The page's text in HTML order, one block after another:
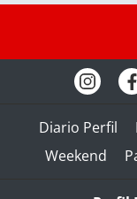
Diario Perfil
Weekend